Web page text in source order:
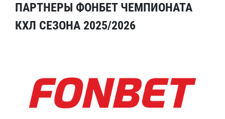
ПАРТНЕРЫ ФОНБЕТ ЧЕМПИОНАТА
КХЛ СЕЗОНА 2025/2026